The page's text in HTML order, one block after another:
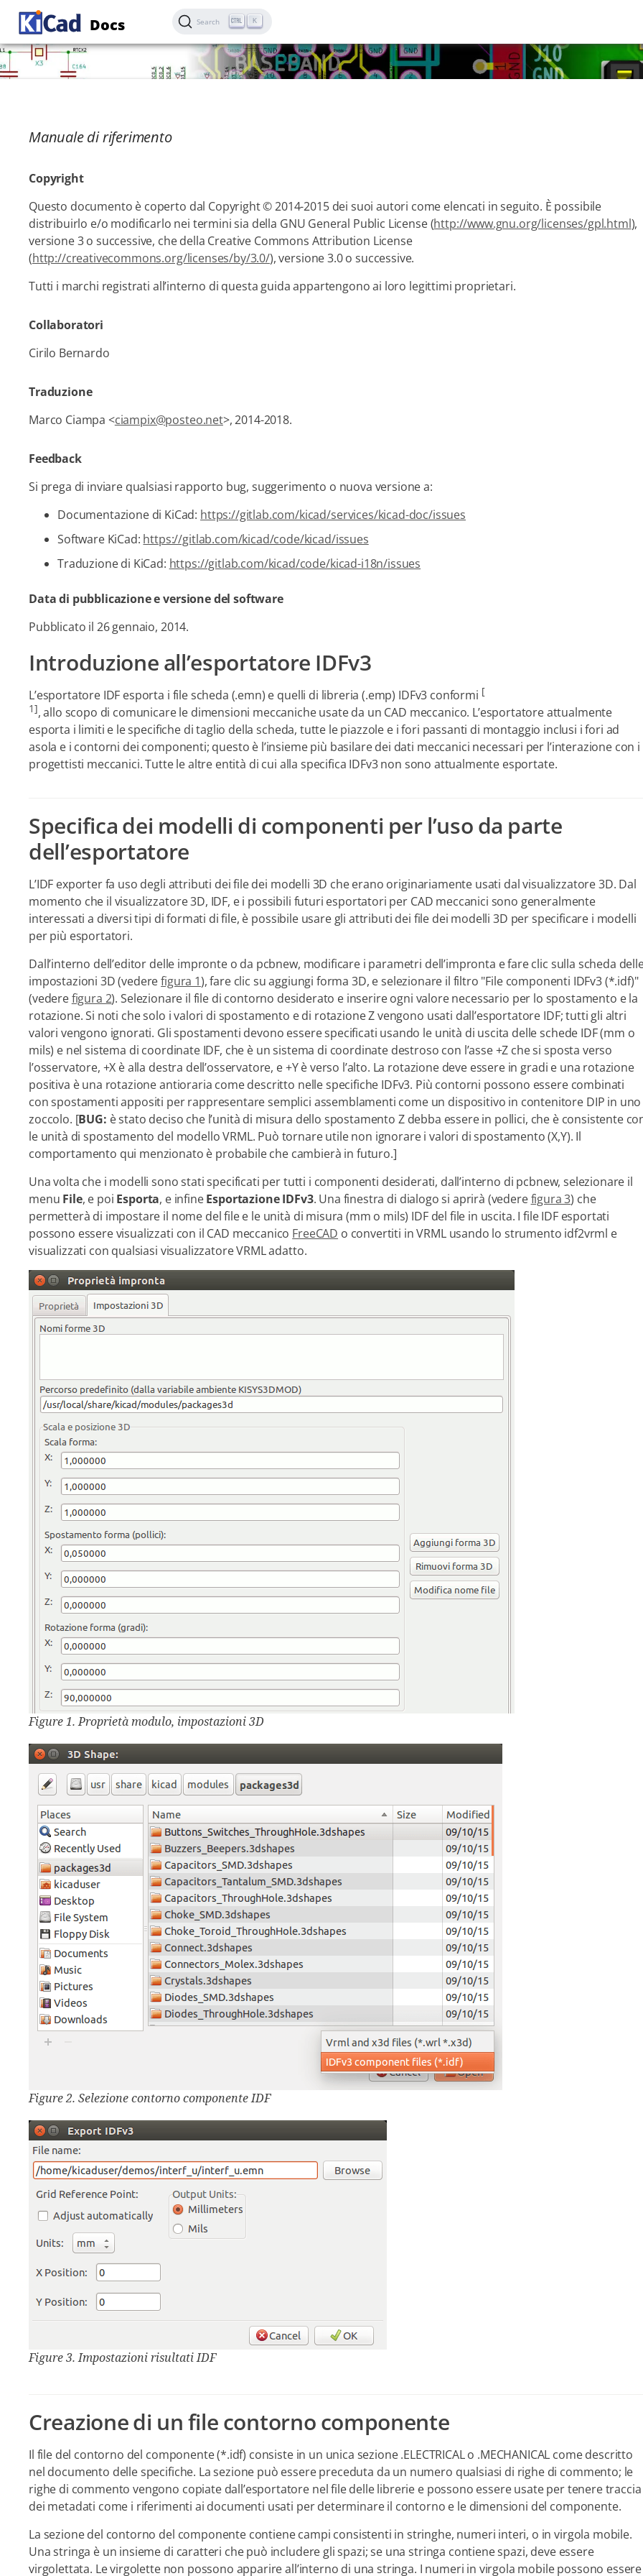
Docs Search K
Manuale di riferimento
Copyright
Questo documento è coperto dal Copyright © 2014-2015 dei suoi autori come elencati in seguito. È possibile
distribuirlo e/o modificarlo nei termini sia della GNU General Public License (http://www.gnu.org/licenses/gpl.html),
versione 3 o successive, che della Creative Commons Attribution License
(http://creativecommons.org/licenses/by/3.0/), versione 3.0 o successive.
Tutti i marchi registrati all’interno di questa guida appartengono ai loro legittimi proprietari.
Collaboratori
Cirilo Bernardo
Traduzione
Marco Ciampa <ciampix@posteo.net>, 2014-2018.
Feedback
Si prega di inviare qualsiasi rapporto bug, suggerimento o nuova versione a:
Documentazione di KiCad: https://gitlab.com/kicad/services/kicad-doc/issues
Software KiCad: https://gitlab.com/kicad/code/kicad/issues
Traduzione di KiCad: https://gitlab.com/kicad/code/kicad-i18n/issues
Data di pubblicazione e versione del software
Pubblicato il 26 gennaio, 2014.
Introduzione all’esportatore IDFv3
L’esportatore IDF esporta i file scheda (.emn) e quelli di libreria (.emp) IDFv3 conformi [
1], allo scopo di comunicare le dimensioni meccaniche usate da un CAD meccanico. L’esportatore attualmente
esporta i limiti e le specifiche di taglio della scheda, tutte le piazzole e i fori passanti di montaggio inclusi i fori ad
asola e i contorni dei componenti; questo è l’insieme più basilare dei dati meccanici necessari per l’interazione con i
progettisti meccanici. Tutte le altre entità di cui alla specifica IDFv3 non sono attualmente esportate.
Specifica dei modelli di componenti per l’uso da parte
dell’esportatore
L’IDF exporter fa uso degli attributi dei file dei modelli 3D che erano originariamente usati dal visualizzatore 3D. Dal
momento che il visualizzatore 3D, IDF, e i possibili futuri esportatori per CAD meccanici sono generalmente
interessati a diversi tipi di formati di file, è possibile usare gli attributi dei file dei modelli 3D per specificare i modelli
per più esportatori.
Dall’interno dell’editor delle impronte o da pcbnew, modificare i parametri dell’impronta e fare clic sulla scheda
impostazioni 3D (vederefigura 1), fare clic su aggiungi forma 3D, e selezionare il filtro "File componenti IDFv3 (*.idf)"
(vederefigura 2). Selezionare il file di contorno desiderato e inserire ogni valore necessario per lo spostamento e la
rotazione. Si noti che solo i valori di spostamento e di rotazione Z vengono usati dall’esportatore IDF; tutti gli altri
valori vengono ignorati. Gli spostamenti devono essere specificati usando le unità di uscita delle schede IDF (mm o
mils) e nel sistema di coordinate IDF, che è un sistema di coordinate destroso con l’asse +Z che si sposta verso
l’osservatore, +X è alla destra dell’osservatore, e +Y è verso l’alto. La rotazione deve essere in gradi e una rotazione
positiva è una rotazione antioraria come descritto nelle specifiche IDFv3. Più contorni possono essere combinati
con spostamenti appositi per rappresentare semplici assemblamenti come un dispositivo in contenitore DIP in uno
zoccolo. [BUG: è stato deciso che l’unità di misura dello spostamento Z debba essere in pollici, che è consistente
le unità di spostamento del modello VRML. Può tornare utile non ignorare i valori di spostamento (X,Y). Il
comportamento qui menzionato è probabile che cambierà in futuro.]
Una volta che i modelli sono stati specificati per tutti i componenti desiderati, dall’interno di pcbnew, selezionare il
menu File, e poi Esporta, e infineEsportazione IDFv3. Una finestra di dialogo si aprirà (vederefigura 3) che
permetterà di impostare il nome del file e le unità di misura (mm o mils) IDF del file in uscita. I file IDF esportati
possono essere visualizzati con il CAD meccanico FreeCAD o convertiti in VRML usando lo strumento idf2vrml e
visualizzati con qualsiasi visualizzatore VRML adatto.
Figure 1. Proprietà modulo, impostazioni 3D
Figure 2. Selezione contorno componente IDF
Figure 3. Impostazioni risultati IDF
Creazione di un file contorno componente
Il file del contorno del componente (*.idf) consiste in un unica sezione .ELECTRICAL o .MECHANICAL come descritto
nel documento delle specifiche. La sezione può essere preceduta da un numero qualsiasi di righe di commento; le
righe di commento vengono copiate dall’esportatore nel file delle librerie e possono essere usate per tenere traccia
dei metadati come i riferimenti ai documenti usati per determinare il contorno e le dimensioni del componente.
La sezione del contorno del componente contiene campi consistenti in stringhe, numeri interi, o in virgola mobile.
Una stringa è un insieme di caratteri che può includere gli spazi; se una stringa contiene spazi, deve essere
virgolettata. Le virgolette non possono apparire all’interno di una stringa. I numeri in virgola mobile possono essere